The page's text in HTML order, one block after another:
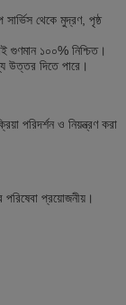
থেকে মুদ্রণ, পৃষ্ঠ
গুণমান ১০০% নিশ্চিত।
উত্তর দিতে পারে।
পরিদর্শন ও নিয়ন্ত্রণ করা
প্রয়োজনীয়।